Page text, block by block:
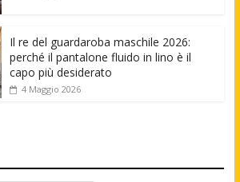
Il re del guardaroba maschile 2026:
perché il pantalone fluido in lino è il
capo più desiderato
4 Maggio 2026